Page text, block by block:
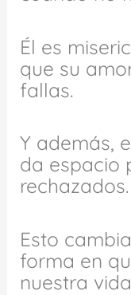
Él es
que su
fallas.
Y además,
da espacio
rechazados.
Esto
forma en
nuestra